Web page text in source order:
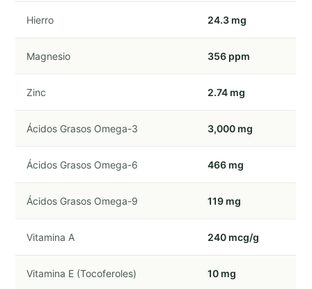
Hierro 24.3 mg
Magnesio 356 ppm
Zinc 2.74 mg
Ácidos Grasos Omega-3 3,000 mg
Ácidos Grasos Omega-6 466 mg
Ácidos Grasos Omega-9 119 mg
Vitamina A 240 mcg/g
Vitamina E (Tocoferoles) 10 mg